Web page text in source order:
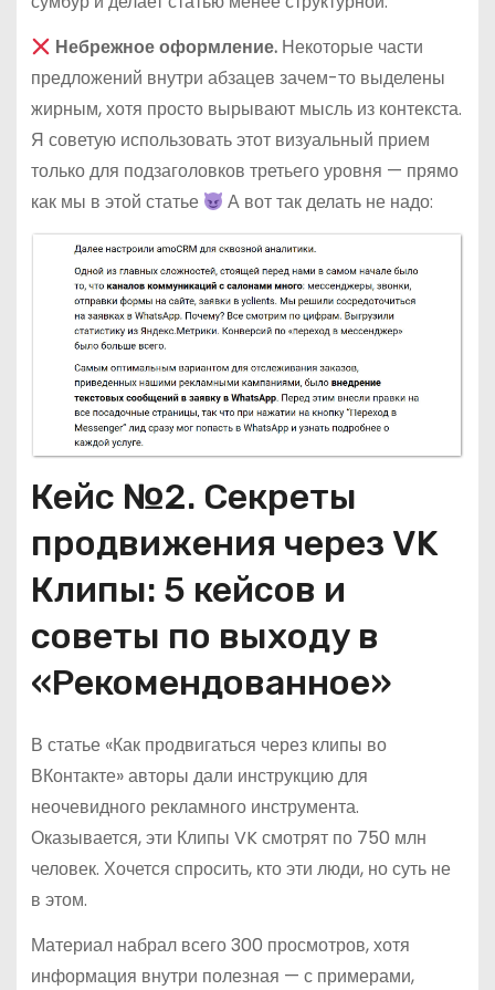
Небрежное оформление. Некоторые части
предложений внутри абзацев зачем-то выделены
жирным, хотя просто вырывают мысль из контекста.
Я советую использовать этот визуальный прием
только для подзаголовков третьего уровня — прямо
как мы в этой статье
А вот так делать не надо:
Кейс №2. Секреты
продвижения через VK
Клипы: 5 кейсов и
советы по выходу в
«Рекомендованное»
В статье «Как продвигаться через клипы во
ВКонтакте» авторы дали инструкцию для
неочевидного рекламного инструмента.
Оказывается, эти Клипы VK смотрят по 750 млн
человек. Хочется спросить, кто эти люди, но суть не
в этом.
Материал набрал всего 300 просмотров, хотя
информация внутри полезная — с примерами,